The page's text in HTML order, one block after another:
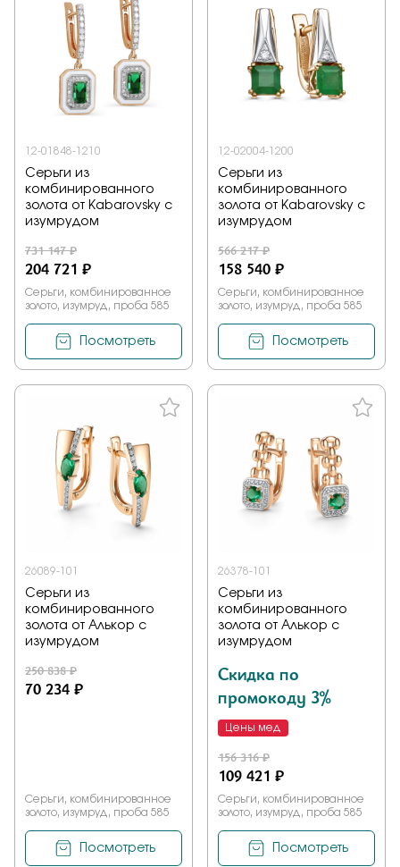
12-01848-1210
Серьги из
комбинированного
золота от Kabarovsky с
изумрудом
731 147 ₽
204 721 ₽
Серьги, комбинированное
золото, изумруд, проба 585
Посмотреть
12-02004-1200
Серьги из
комбинированного
золота от Kabarovsky с
изумрудом
566 217 ₽
158 540 ₽
Серьги, комбинированное
золото, изумруд, проба 585
Посмотреть
26089-101
Серьги из
комбинированного
золота от Алькор с
изумрудом
250 838 ₽
70 234 ₽
Серьги, комбинированное
золото, изумруд, проба 585
Посмотреть
26378-101
Серьги из
комбинированного
золота от Алькор с
изумрудом
Скидка по
промокоду 3%
Цены мед
156 316 ₽
109 421 ₽
Серьги, комбинированное
золото, изумруд, проба 585
Посмотреть